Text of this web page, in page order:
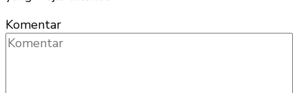
Komentar